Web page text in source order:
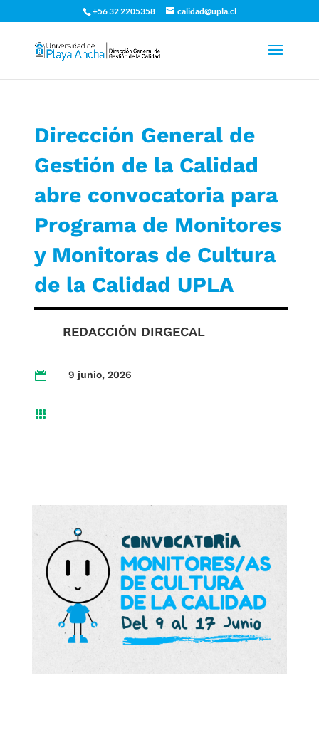
+56 32 2205358 calidad@upla.cl
Dirección General de
Gestión de la Calidad
abre convocatoria para
Programa de Monitores
y Monitoras de Cultura
de la Calidad UPLA
REDACCIÓN DIRGECAL
 9 junio, 2026
